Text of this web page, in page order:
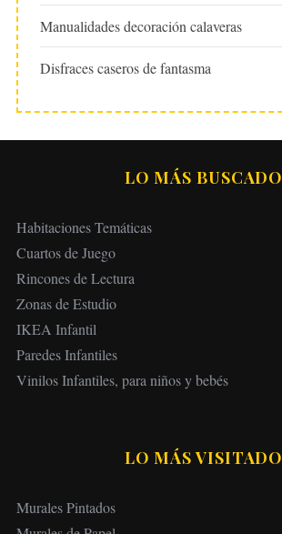
Manualidades decoración calaveras
Disfraces caseros de fantasma
LO MÁS BUSCADO
Habitaciones Temáticas
Cuartos de Juego
Rincones de Lectura
Zonas de Estudio
IKEA Infantil
Paredes Infantiles
Vinilos Infantiles, para niños y bebés
LO MÁS VISITADO
Murales Pintados